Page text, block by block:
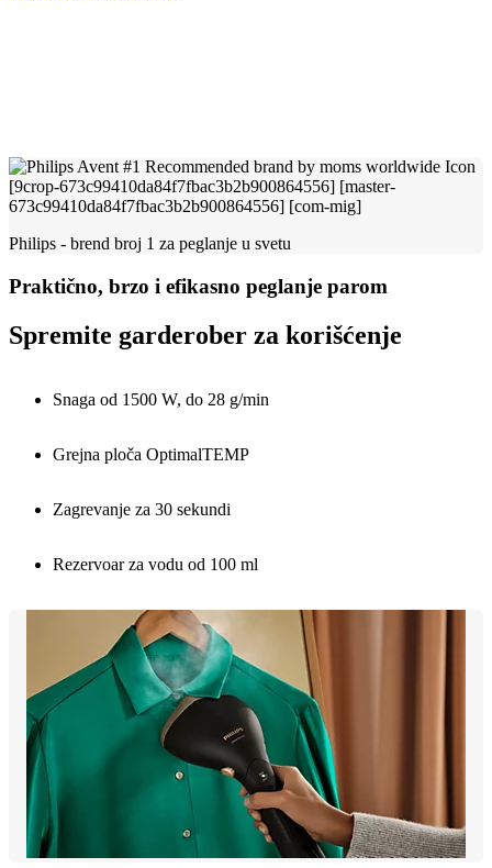
Philips - brend broj 1 za peglanje u svetu
Praktično, brzo i efikasno peglanje parom
Spremite garderober za korišćenje
Snaga od 1500 W, do 28 g/min
Grejna ploča OptimalTEMP
Zagrevanje za 30 sekundi
Rezervoar za vodu od 100 ml